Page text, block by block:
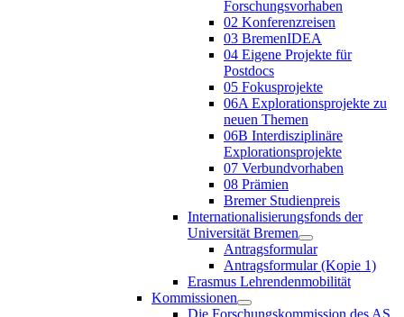
Forschungsvorhaben
02 Konferenzreisen
03 BremenIDEA
04 Eigene Projekte für
Postdocs
05 Fokusprojekte
06A Explorationsprojekte zu
neuen Themen
06B Interdisziplinäre
Explorationsprojekte
07 Verbundvorhaben
08 Prämien
Bremer Studienpreis
Internationalisierungsfonds der
Universität Bremen
Antragsformular
Antragsformular (Kopie 1)
Erasmus Lehrendenmobilität
Kommissionen
Die Forschungskommission des AS